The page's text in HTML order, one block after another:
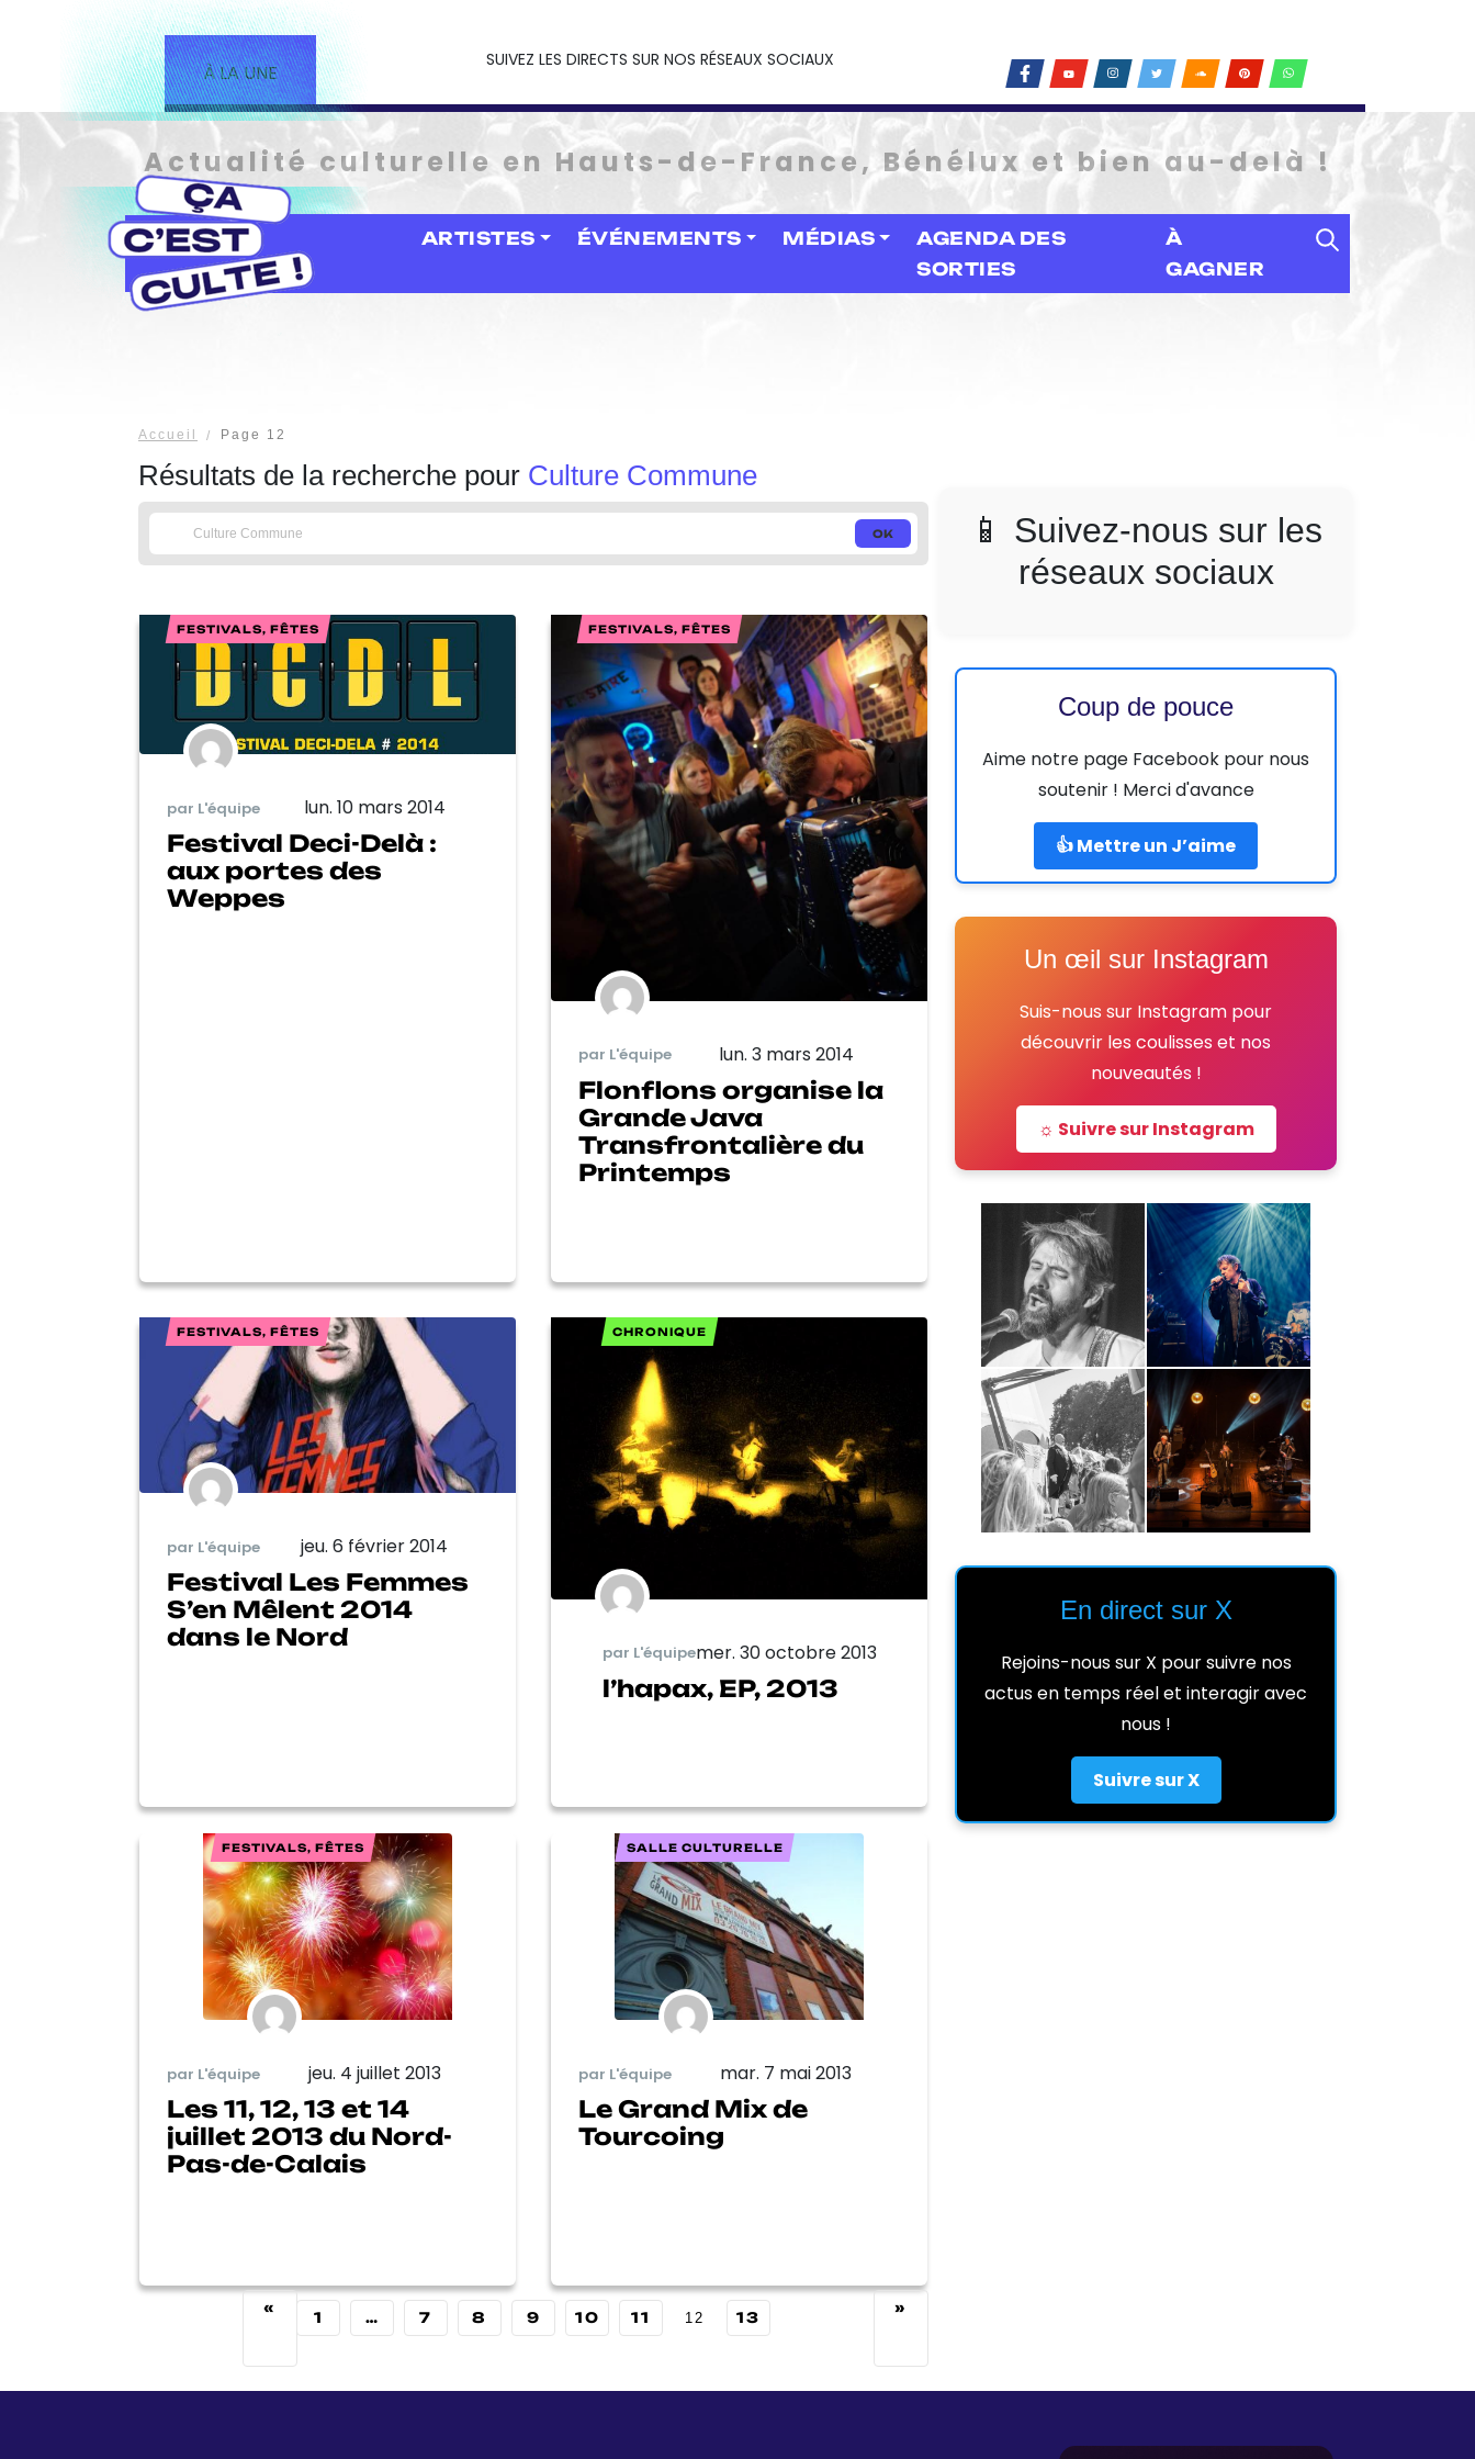
À LA UNE
SUIVEZ LES DIRECTS SUR NOS RÉSEAUX SOCIAUX
Actualité culturelle en Hauts-de-France, Bénélux et bien au-delà !
ARTISTES ÉVÉNEMENTS MÉDIAS
AGENDA DES
SORTIES
À
GAGNER
Accueil Page 12
Résultats de la recherche pour Culture Commune
FESTIVALS, FÊTES
par L'équipe lun. 10 mars 2014
Festival Deci-Delà :
aux portes des
Weppes
FESTIVALS, FÊTES
par L'équipe lun. 3 mars 2014
Flonflons organise la
Grande Java
Transfrontalière du
Printemps
FESTIVALS, FÊTES
par L'équipe jeu. 6 février 2014
Festival Les Femmes
S’en Mêlent 2014
dans le Nord
CHRONIQUE
par L'équipemer. 30 octobre 2013
l’hapax, EP, 2013
FESTIVALS, FÊTES
par L'équipe jeu. 4 juillet 2013
Les 11, 12, 13 et 14
juillet 2013 du Nord-
Pas-de-Calais
SALLE CULTURELLE
par L'équipe mar. 7 mai 2013
Le Grand Mix de
Tourcoing
«
1 … 7 8 9 10 11 12 13
»
📱 Suivez-nous sur les
réseaux sociaux
Coup de pouce
Aime notre page Facebook pour nous
soutenir ! Merci d'avance
👍 Mettre un J’aime
Un œil sur Instagram
Suis-nous sur Instagram pour
découvrir les coulisses et nos
nouveautés !
☼ Suivre sur Instagram
En direct sur X
Rejoins-nous sur X pour suivre nos
actus en temps réel et interagir avec
nous !
Suivre sur X